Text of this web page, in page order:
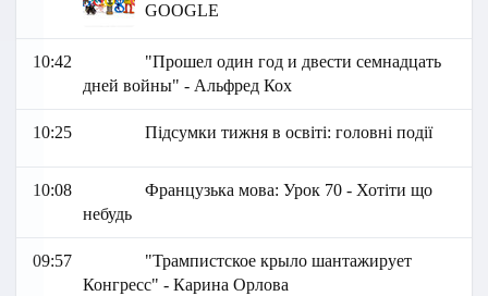
GOOGLE
10:42
"Прошел один год и двести семнадцать
дней войны" - Альфред Кох
10:25 Підсумки тижня в освіті: головні події
10:08
Французька мова: Урок 70 - Хотіти що
небудь
09:57
"Трампистское крыло шантажирует
Конгресс" - Карина Орлова